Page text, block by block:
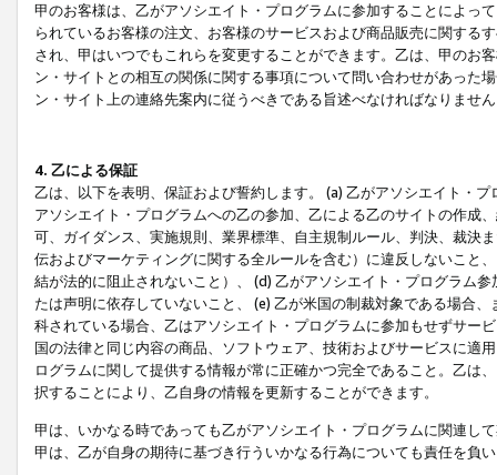
甲のお客様は、乙がアソシエイト・プログラムに参加することによっ
られているお客様の注文、お客様のサービスおよび商品販売に関する
され、甲はいつでもこれらを変更することができます。乙は、甲のお
ン・サイトとの相互の関係に関する事項について問い合わせがあった
ン・サイト上の連絡先案内に従うべきである旨述べなければなりませ
4. 乙による保証
乙は、以下を表明、保証および誓約します。 (a) 乙がアソシエイト・
アソシエイト・プログラムへの乙の参加、乙による乙のサイトの作成
可、ガイダンス、実施規則、業界標準、自主規制ルール、判決、裁決
伝およびマーケティングに関する全ルールを含む）に違反しないこと
結が法的に阻止されないこと）、 (d) 乙がアソシエイト・プログラム
たは声明に依存していないこと、 (e) 乙が米国の制裁対象である場合
科されている場合、乙はアソシエイト・プログラムに参加もせずサー
国の法律と同じ内容の商品、ソフトウェア、技術およびサービスに適
ログラムに関して提供する情報が常に正確かつ完全であること。乙は
択することにより、乙自身の情報を更新することができます。
甲は、いかなる時であっても乙がアソシエイト・プログラムに関連し
甲は、乙が自身の期待に基づき行ういかなる行為についても責任を負